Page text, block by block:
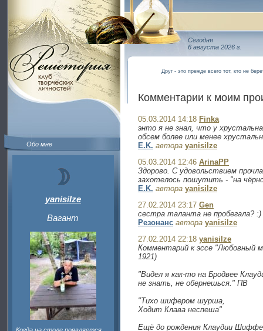
Обо мне
yanisilze
Вагант
Сегодня
6 августа 2026 г.
Друг - это прежде всего тот, кто не
Комментарии к моим
05.03.2014 14:18 Finka
энто я не знал, что у
обсем более или менее
E.K. автора yanisilze
05.03.2014 12:46 ArinaPP
Здорово. С удовольствием
захотелось пошутить - "на
E.K. автора yanisilze
27.02.2014 23:17 Gen
сестра таланта не пробегала? :)
Резонанс автора yanisilze
27.02.2014 22:18 yanisilze
Комментарий к эссе "Любовный
1921)
"Видел я как-то на Бродвее
не знать, не обернешься." ПВ
"Тихо шифером шурша,
Ходит Клава неспеша"
Ещё до рождения Клаудии